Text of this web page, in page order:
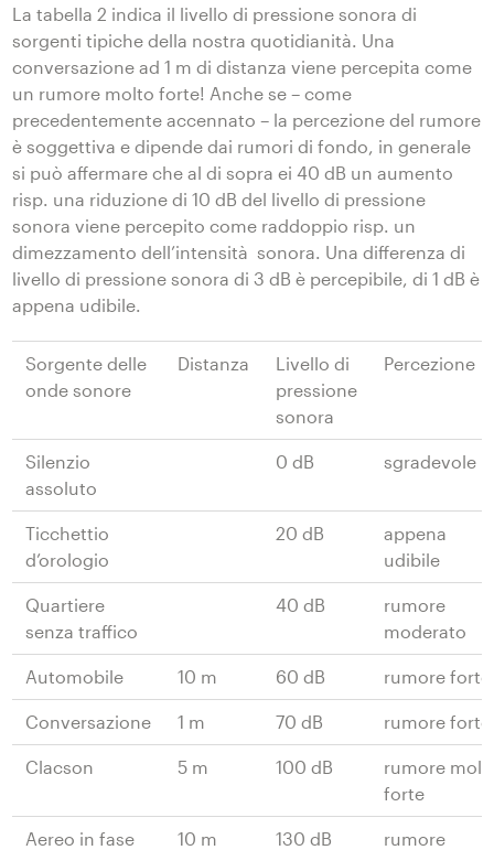
La tabella 2 indica il livello di pressione sonora di
sorgenti tipiche della nostra quotidianità. Una
conversazione ad 1 m di distanza viene percepita come
un rumore molto forte! Anche se – come
precedentemente accennato – la percezione del rumore
è soggettiva e dipende dai rumori di fondo, in generale
si può affermare che al di sopra ei 40 dB un aumento
risp. una riduzione di 10 dB del livello di pressione
sonora viene percepito come raddoppio risp. un
dimezzamento dell’intensità sonora. Una differenza di
livello di pressione sonora di 3 dB è percepibile, di 1 dB è
appena udibile.
Sorgente delle
onde sonore
Distanza
Livello di
pressione
sonora
Percezione
Silenzio
assoluto
0 dB sgradevole
Ticchettio
d’orologio
20 dB
appena
udibile
Quartiere
senza traffico
40 dB
rumore
moderato
Automobile 10 m 60 dB rumore forte
Conversazione 1 m 70 dB rumore forte
Clacson 5 m 100 dB
rumore
forte
Aereo in fase
10 m 130 dB
rumore